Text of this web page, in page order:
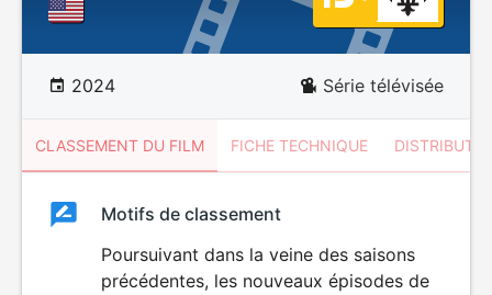
2024 Série télévisée
CLASSEMENT DU FILM FICHE TECHNIQUE
ClassementClassement
Motifs de classement
Poursuivant dans la veine des saisons
précédentes, les nouveaux épisodes de